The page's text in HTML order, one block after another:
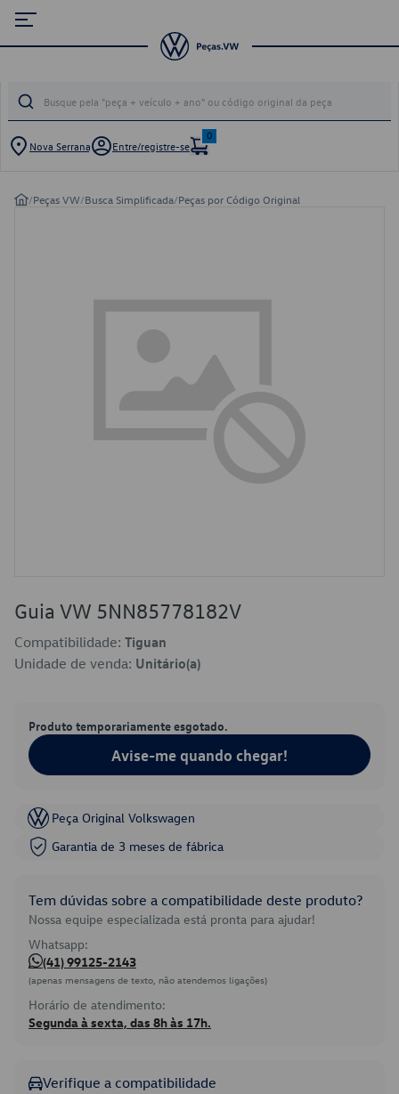
Nova Serrana Entre/registre-se
0
/Peças VW/Busca Simplificada/Peças por Código Original
Guia VW 5NN85778182V
Compatibilidade: Tiguan
Unidade de venda: Unitário(a)
Produto temporariamente esgotado.
Avise-me quando chegar!
Peça Original Volkswagen
Garantia de 3 meses de fábrica
Tem dúvidas sobre a compatibilidade deste produto?
Nossa equipe especializada está pronta para ajudar!
Whatsapp:
(41) 99125-2143
(apenas mensagens de texto, não atendemos ligações)
Horário de atendimento:
Segunda à sexta, das 8h às 17h.
Verifique a compatibilidade